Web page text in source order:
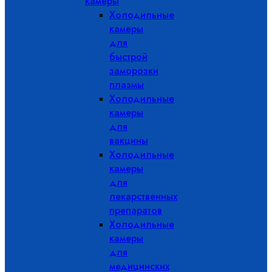
Холодильные
камеры
для
быстрой
заморозки
плазмы
Холодильные
камеры
для
вакцины
Холодильные
камеры
для
лекарственных
препаратов
Холодильные
камеры
для
медицинских